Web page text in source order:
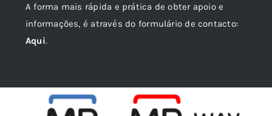
A forma mais rápida e prática de obter apoio e
informações, é através do formulário de contacto:
Aqui.